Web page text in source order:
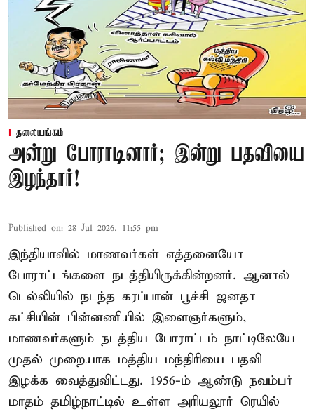
தலையங்கம்
அன்று போராடினார்; இன்று பதவியை
இழந்தார்!
Published on: 28 Jul 2026, 11:55 pm
இந்தியாவில் மாணவர்கள் எத்தனையோ
போராட்டங்களை நடத்தியிருக்கின்றனர். ஆனால்
டெல்லியில் நடந்த கரப்பான் பூச்சி ஜனதா
கட்சியின் பின்னணியில் இளைஞர்களும்,
மாணவர்களும் நடத்திய போராட்டம் நாட்டிலேயே
முதல் முறையாக மத்திய மந்திரியை பதவி
இழக்க வைத்துவிட்டது. 1956-ம் ஆண்டு நவம்பர்
மாதம் தமிழ்நாட்டில் உள்ள அரியலூர் ரெயில்